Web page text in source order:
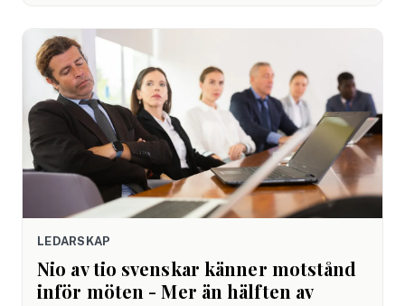
LEDARSKAP
Nio av tio svenskar känner motstånd
inför möten - Mer än hälften av